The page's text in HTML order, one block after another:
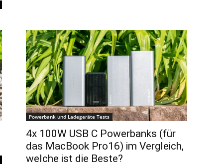
Powerbank und Ladegeräte Tests
4x 100W USB C Powerbanks (für
das MacBook Pro16) im Vergleich,
welche ist die Beste?